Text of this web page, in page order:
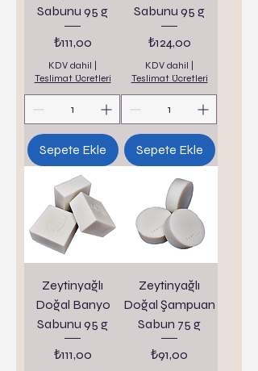
Sabunu 95 g
Fiyat
₺111,00
KDV dahil |
Teslimat Ücretleri
Sepete Ekle
Sabunu 95 g
Fiyat
₺124,00
KDV dahil |
Teslimat Ücretleri
Sepete Ekle
Zeytinyağlı
Doğal Banyo
Sabunu 95 g
Fiyat
₺111,00
Zeytinyağlı
Doğal Şampuan
Sabun 75 g
Fiyat
₺91,00